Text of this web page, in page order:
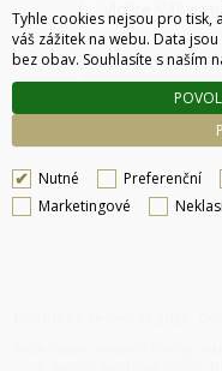
Tyhle cookies nejsou pro tisk,
váš zážitek na webu. Data
bez obav. Souhlasíte s naším
Nutné Preferenční
Marketingové